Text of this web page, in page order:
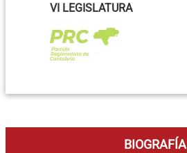
VI LEGISLATURA
BIOGRAFÍA